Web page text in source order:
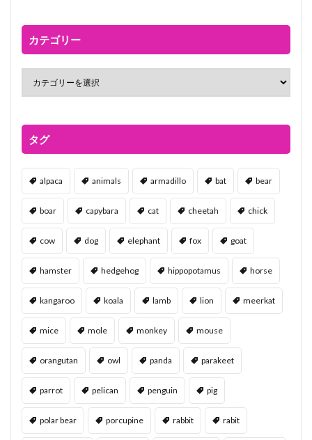
カテゴリー
タグ
alpaca animals armadillo bat bear
boar capybara cat cheetah chick
cow dog elephant fox goat
hamster hedgehog hippopotamus horse
kangaroo koala lamb lion meerkat
mice mole monkey mouse
orangutan owl panda parakeet
parrot pelican penguin pig
polar bear porcupine rabbit rabit